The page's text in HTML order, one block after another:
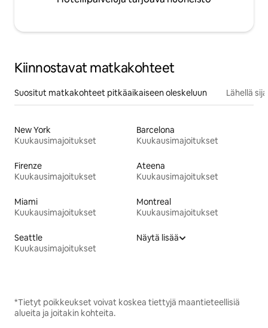
Kiinnostavat matkakohteet
Suositut matkakohteet pitkäaikaiseen oleskeluun Lähellä
New York
Kuukausimajoitukset
Barcelona
Kuukausimajoitukset
Firenze
Kuukausimajoitukset
Ateena
Kuukausimajoitukset
Miami
Kuukausimajoitukset
Montreal
Kuukausimajoitukset
Seattle
Kuukausimajoitukset
Näytä lisää
*Tietyt poikkeukset voivat koskea tiettyjä maantieteellisiä
alueita ja joitakin kohteita.